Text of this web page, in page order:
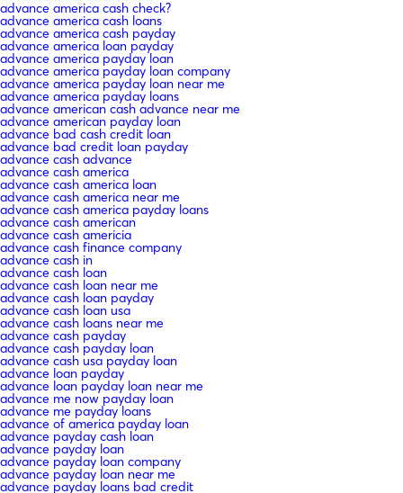
advance america cash check?
advance america cash loans
advance america cash payday
advance america loan payday
advance america payday loan
advance america payday loan company
advance america payday loan near me
advance america payday loans
advance american cash advance near me
advance american payday loan
advance bad cash credit loan
advance bad credit loan payday
advance cash advance
advance cash america
advance cash america loan
advance cash america near me
advance cash america payday loans
advance cash american
advance cash americia
advance cash finance company
advance cash in
advance cash loan
advance cash loan near me
advance cash loan payday
advance cash loan usa
advance cash loans near me
advance cash payday
advance cash payday loan
advance cash usa payday loan
advance loan payday
advance loan payday loan near me
advance me now payday loan
advance me payday loans
advance of america payday loan
advance payday cash loan
advance payday loan
advance payday loan company
advance payday loan near me
advance payday loans bad credit